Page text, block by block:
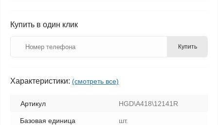
Купить в один клик
Купить
Характеристики: (смотреть все)
Артикул HGD\A418\12141R
Базовая единица шт.